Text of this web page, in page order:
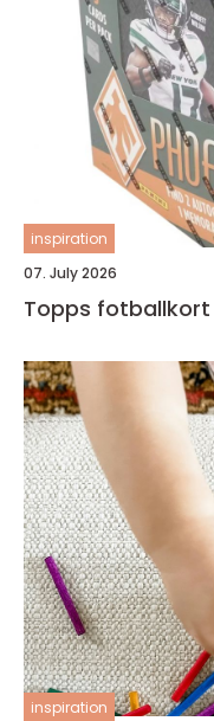
inspiration
07. July 2026
Topps fotballkort
inspiration